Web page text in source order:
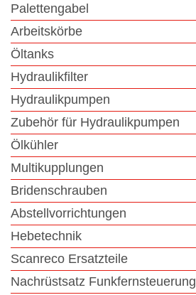
Palettengabel
Arbeitskörbe
Öltanks
Hydraulikfilter
Hydraulikpumpen
Zubehör für Hydraulikpumpen
Ölkühler
Multikupplungen
Bridenschrauben
Abstellvorrichtungen
Hebetechnik
Scanreco Ersatzteile
Nachrüstsatz Funkfernsteuerung